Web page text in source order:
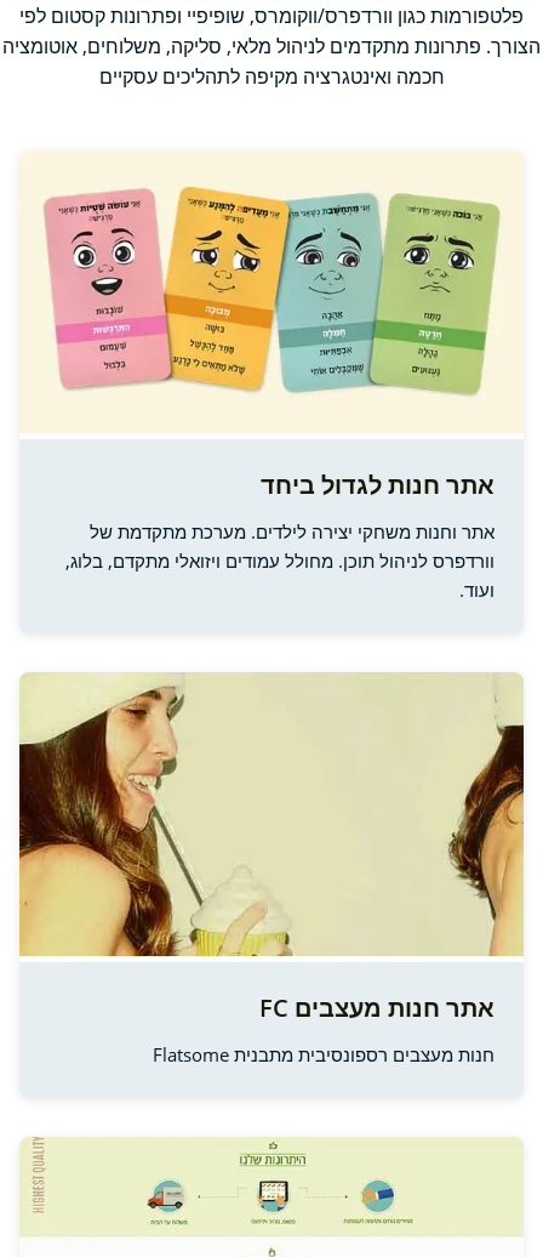
פלטפורמות כגון וורדפרס/ווקומרס, שופיפיי ופתרונות קסטום לפי
הצורך. פתרונות מתקדמים לניהול מלאי, סליקה, משלוחים, אוטומציה
חכמה ואינטגרציה מקיפה לתהליכים עסקיים
אתר חנות לגדול ביחד
אתר וחנות משחקי יצירה לילדים. מערכת מתקדמת של
וורדפרס לניהול תוכן. מחולל עמודים ויזואלי מתקדם, בלוג,
ועוד.
אתר חנות מעצבים FC
חנות מעצבים רספונסיבית מתבנית Flatsome